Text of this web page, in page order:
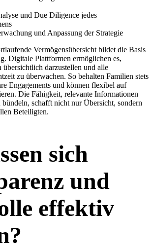
und Due Diligence jedes
und Anpassung der Strategie
Vermögensübersicht bildet die Basis
Digitale Plattformen ermöglichen es,
übersichtlich darzustellen und alle
zu überwachen. So behalten Familien stets
Engagements und können flexibel auf
Die Fähigkeit, relevante Informationen
bündeln, schafft nicht nur Übersicht, sondern
Beteiligten.
sich
und
effektiv